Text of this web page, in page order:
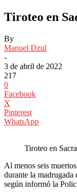
Tiroteo en
By
Manuel Dzul
-
3 de abril de 2022
217
0
Facebook
X
Pinterest
WhatsApp
Tiroteo en
Al menos seis
durante la madrugada
según informó la